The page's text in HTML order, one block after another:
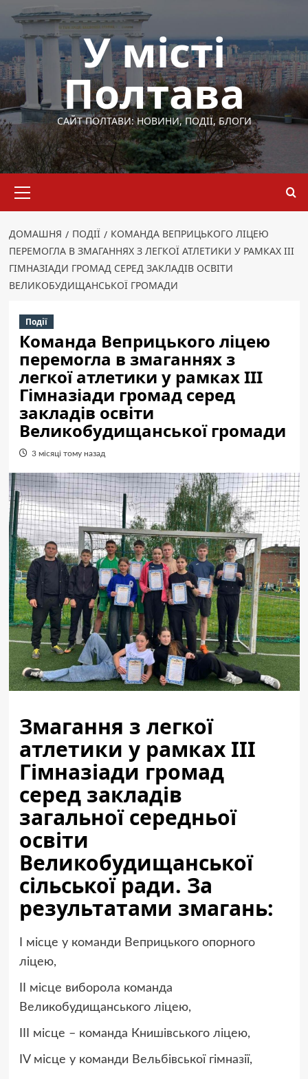
Перейти
вмісту
У місті
Полтава
САЙТ ПОЛТАВИ: НОВИНИ, ПОДІЇ, БЛОГИ
меню
ДОМАШНЯ ПОДІЇ
КОМАНДА ВЕПРИЦЬКОГО ЛІЦЕЮ
ПЕРЕМОГЛА В ЗМАГАННЯХ З ЛЕГКОЇ АТЛЕТИКИ У РАМКАХ ІІІ
ГІМНАЗІАДИ ГРОМАД СЕРЕД ЗАКЛАДІВ ОСВІТИ
ВЕЛИКОБУДИЩАНСЬКОЇ ГРОМАДИ
Події
Команда Веприцького ліцею
перемогла в змаганнях з
легкої атлетики у рамках ІІІ
Гімназіади громад серед
закладів освіти
Великобудищанської громади
3 місяці тому назад
Змагання з легкої
атлетики у рамках ІІІ
Гімназіади громад
серед закладів
загальної середньої
освіти
Великобудищанської
сільської ради. За
результатами змагань:
І місце у команди Веприцького опорного
ліцею,
ІІ місце виборола команда
Великобудищанського ліцею,
ІІІ місце – команда Книшівського ліцею,
IV місце у команди Вельбівської гімназії,